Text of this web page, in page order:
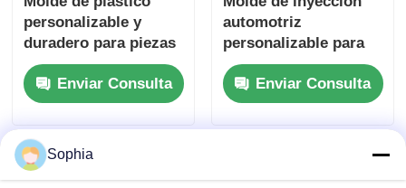
personalizable y
duradero para piezas
de automóvil con
certificación
IATF16949
Enviar Consulta
automotriz
personalizable para
moldeo por inyección
de plástico de
accesorios para
automóviles
Enviar Consulta
Sophia